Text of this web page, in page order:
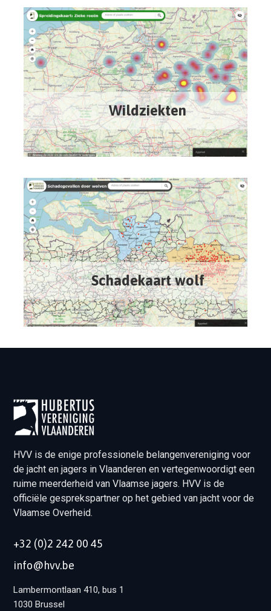
Wildziekten
Schadekaart wolf
HVV is de enige professionele belangenvereniging voor
de jacht en jagers in Vlaanderen en vertegenwoordigt een
ruime meerderheid van Vlaamse jagers. HVV is de
officiële gesprekspartner op het gebied van jacht voor de
Vlaamse Overheid.
+32 (0)2 242 00 45
info@hvv.be
Lambermontlaan 410, bus 1
1030 Brussel